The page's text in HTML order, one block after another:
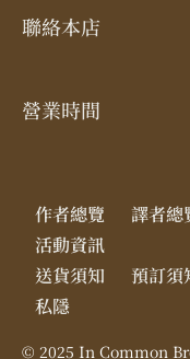
聯絡本店
營業時間​
作者總覽
譯者總
活動資訊
送貨須知
預訂須
私隱
© 2025 In Common